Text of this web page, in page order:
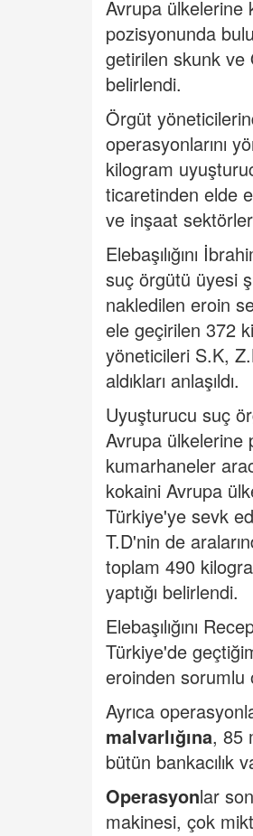
Avrupa ülkelerine
pozisyonunda
getirilen skunk ve
belirlendi.
Örgüt
operasyonlarını
kilogram
ticaretinden elde
ve inşaat
Elebaşılığını
suç örgütü üyesi
nakledilen eroin
ele geçirilen 372
yöneticileri S.K,
aldıkları anlaşıldı.
Uyuşturucu suç
Avrupa ülkelerine
kumarhaneler
kokaini Avrupa
Türkiye'ye sevk
T.D'nin de
toplam 490
yaptığı belirlendi.
Elebaşılığını
Türkiye'de
eroinden sorumlu
Ayrıca
malvarlığına, 85
bütün bankacılık
Operasyonlar
makinesi, çok